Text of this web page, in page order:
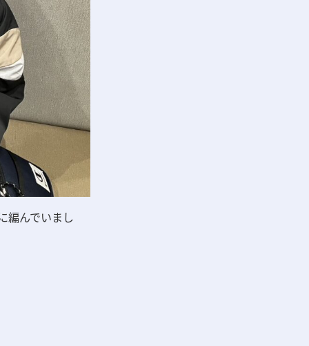
編んでいまし